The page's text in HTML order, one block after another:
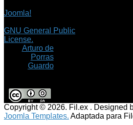
Joomla!
GNU General Public
License.
Arturo de
Porras
Guardo
Copyright © 2026. Fil.ex . Designed
Joomla Templates. Adaptada para